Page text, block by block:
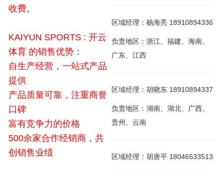
收费。
KAIYUN SPORTS : 开云
体育 的销售优势：
自生产经营，一站式产品
提供
产品质量可靠，注重商誉
口碑
富有竞争力的价格
500余家合作经销商，共
创销售业绩
区域经理：杨海亮 18910894336
负责地区：浙江、福建、海南、
广东、江西
区域经理：胡晓东 18910894337
负责地区：湖南、湖北、广西、
贵州、云南
区域经理：胡唐平 18046533513